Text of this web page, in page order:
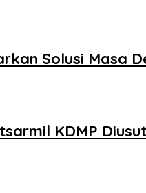
Solusi Masa
KDMP Diusut